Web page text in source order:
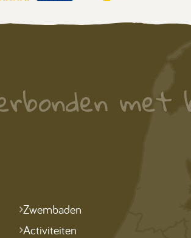
met
Zwembaden
Activiteiten